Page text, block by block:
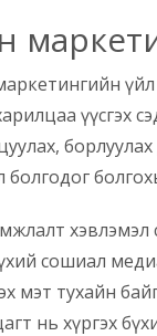
үүсгэх
хэвлэмэл
сошиал
мэт тухайн
нь хүргэх